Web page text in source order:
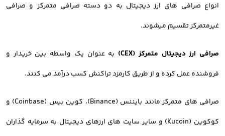
انواع صرافی های ارز دیجیتال به دو دسته صرافی متمرکز و صرافی
غیرمتمرکز تقسیم میشوند.
صرافی ارز دیجیتال متمرکز (CEX)
به عنوان یک واسطه بین خریدار و
فروشنده عمل کرده و از طریق کارمزد تراکنش کسب درآمد می کنند.
صرافی های متمرکز مانند بایننس (Binance)، کوین بیس (Coinbase) و
کوکوین (Kucoin) و سایر سایت های ارزهای دیجیتال به سرمایه گذاران